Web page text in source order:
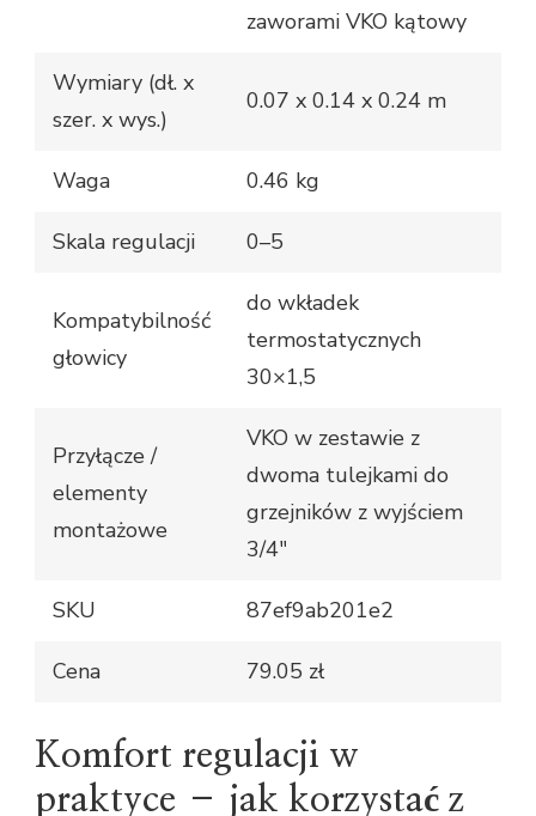
zaworami VKO kątowy
Wymiary (dł. x
szer. x wys.)
0.07 x 0.14 x 0.24 m
Waga 0.46 kg
Skala regulacji 0–5
Kompatybilność
głowicy
do wkładek
termostatycznych
30×1,5
Przyłącze /
elementy
montażowe
VKO w zestawie z
dwoma tulejkami do
grzejników z wyjściem
3/4″
SKU 87ef9ab201e2
Cena 79.05 zł
Komfort regulacji w
praktyce – jak korzystać z